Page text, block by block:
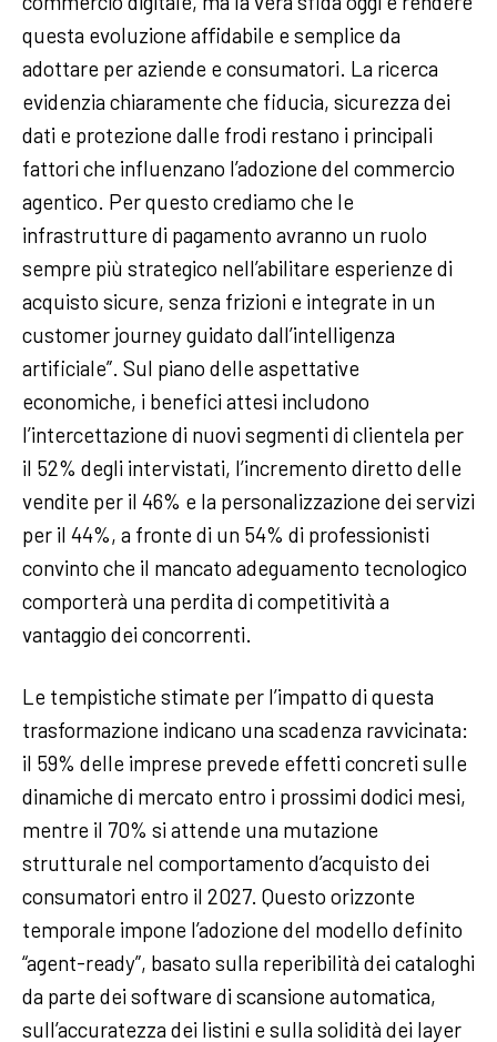
questa evoluzione affidabile e semplice da
adottare per aziende e consumatori. La ricerca
evidenzia chiaramente che fiducia, sicurezza dei
dati e protezione dalle frodi restano i principali
fattori che influenzano l’adozione del commercio
agentico. Per questo crediamo che le
infrastrutture di pagamento avranno un ruolo
sempre più strategico nell’abilitare esperienze di
acquisto sicure, senza frizioni e integrate in un
customer journey guidato dall’intelligenza
artificiale”. Sul piano delle aspettative
economiche, i benefici attesi includono
l’intercettazione di nuovi segmenti di clientela per
il 52% degli intervistati, l’incremento diretto delle
vendite per il 46% e la personalizzazione dei servizi
per il 44%, a fronte di un 54% di professionisti
convinto che il mancato adeguamento tecnologico
comporterà una perdita di competitività a
vantaggio dei concorrenti.
Le tempistiche stimate per l’impatto di questa
trasformazione indicano una scadenza ravvicinata:
il 59% delle imprese prevede effetti concreti sulle
dinamiche di mercato entro i prossimi dodici mesi,
mentre il 70% si attende una mutazione
strutturale nel comportamento d’acquisto dei
consumatori entro il 2027. Questo orizzonte
temporale impone l’adozione del modello definito
“agent-ready”, basato sulla reperibilità dei cataloghi
da parte dei software di scansione automatica,
sull’accuratezza dei listini e sulla solidità dei layer